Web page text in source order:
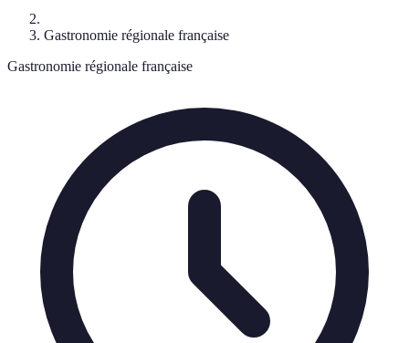
Gastronomie régionale française
Gastronomie régionale française